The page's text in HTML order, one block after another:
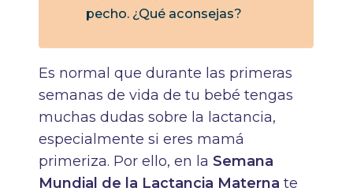
pecho. ¿Qué aconsejas?
Es normal que durante las primeras
semanas de vida de tu bebé tengas
muchas dudas sobre la lactancia,
especialmente si eres mamá
primeriza. Por ello, en la Semana
Mundial de la Lactancia Materna te